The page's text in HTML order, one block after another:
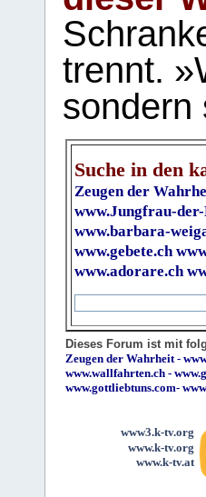
trennt.
sondern
Suche in den
Zeugen der
www.Jungfrau-
www.barbara-
www.gebete.ch
www.adorare.ch
Dieses Forum ist mit
Zeugen der Wahrheit-
www.wallfahrten.ch -
www.gottliebtuns.com-
www3.k-tv.org
www.k-tv.org
www.k-tv.at